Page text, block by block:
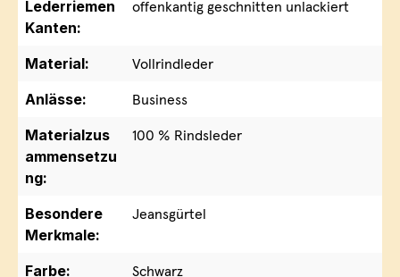
Lederriemen
Kanten:
offenkantig geschnitten unlackiert
Material:
Vollrindleder
Anlässe:
Business
Materialzus
ammensetzu
ng:
100 % Rindsleder
Besondere
Merkmale:
Jeansgürtel
Farbe:
Schwarz